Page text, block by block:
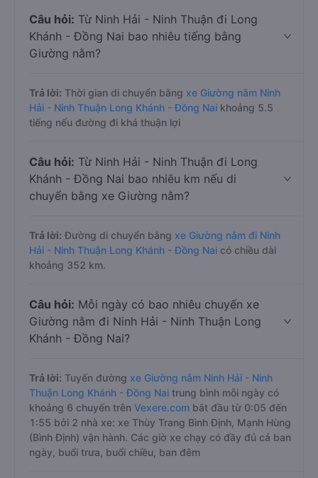
Câu hỏi: Từ Ninh Hải - Ninh Thuận đi Long
Khánh - Đồng Nai bao nhiêu tiếng bằng
Giường nằm?
Trả lời: Thời gian di chuyển bằng xe Giường nằm Ninh
Hải - Ninh Thuận Long Khánh - Đồng Nai khoảng 5.5
tiếng nếu đường đi khá thuận lợi
Câu hỏi: Từ Ninh Hải - Ninh Thuận đi Long
Khánh - Đồng Nai bao nhiêu km nếu di
chuyển bằng xe Giường nằm?
Trả lời: Đường di chuyển bằng xe Giường nằm đi Ninh
Hải - Ninh Thuận Long Khánh - Đồng Nai có chiều dài
khoảng 352 km.
Câu hỏi: Mỗi ngày có bao nhiêu chuyến xe
Giường nằm đi Ninh Hải - Ninh Thuận Long
Khánh - Đồng Nai?
Trả lời: Tuyến đường xe Giường nằm Ninh Hải - Ninh
Thuận Long Khánh - Đồng Nai trung bình mỗi ngày có
khoảng 6 chuyến trên Vexere.com bắt đầu từ 0:05 đến
1:55 bởi 2 nhà xe: xe Thùy Trang Bình Định, Mạnh Hùng
(Bình Định) vận hành. Các giờ xe chạy có đầy đủ cả ban
ngày, buổi trưa, buổi chiều, ban đêm